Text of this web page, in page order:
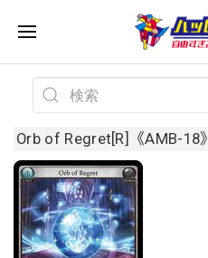
Orb of Regret[R]《AMB-18》